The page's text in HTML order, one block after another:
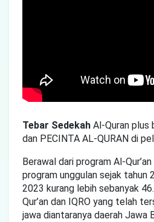
Tebar Sedekah Al-Quran plus
dan PECINTA AL-QURAN di
Berawal dari program Al-
program unggulan sejak tahun
2023 kurang lebih sebanyak
Qur’an dan IQRO yang telah
jawa diantaranya daerah Jawa